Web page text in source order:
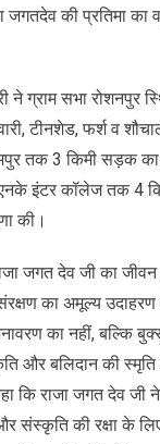
जगतदेव की प्रतिमा का
ग्राम सभा रोशनपुर
टीनशेड, फर्श व
तक 3 किमी सड़क का
इंटर कॉलेज तक 4
की।
जगत देव जी का जीवन
का अमूल्य
का नहीं, बल्कि
और बलिदान की
कि राजा जगत देव जी
संस्कृति की रक्षा के